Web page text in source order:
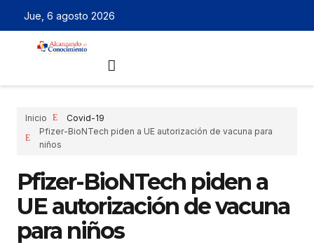
Jue, 6 agosto 2026
Inicio
Covid-19
Pfizer-BioNTech piden a UE autorización de vacuna para
niños
Pfizer-BioNTech piden a
UE autorización de vacuna
para niños